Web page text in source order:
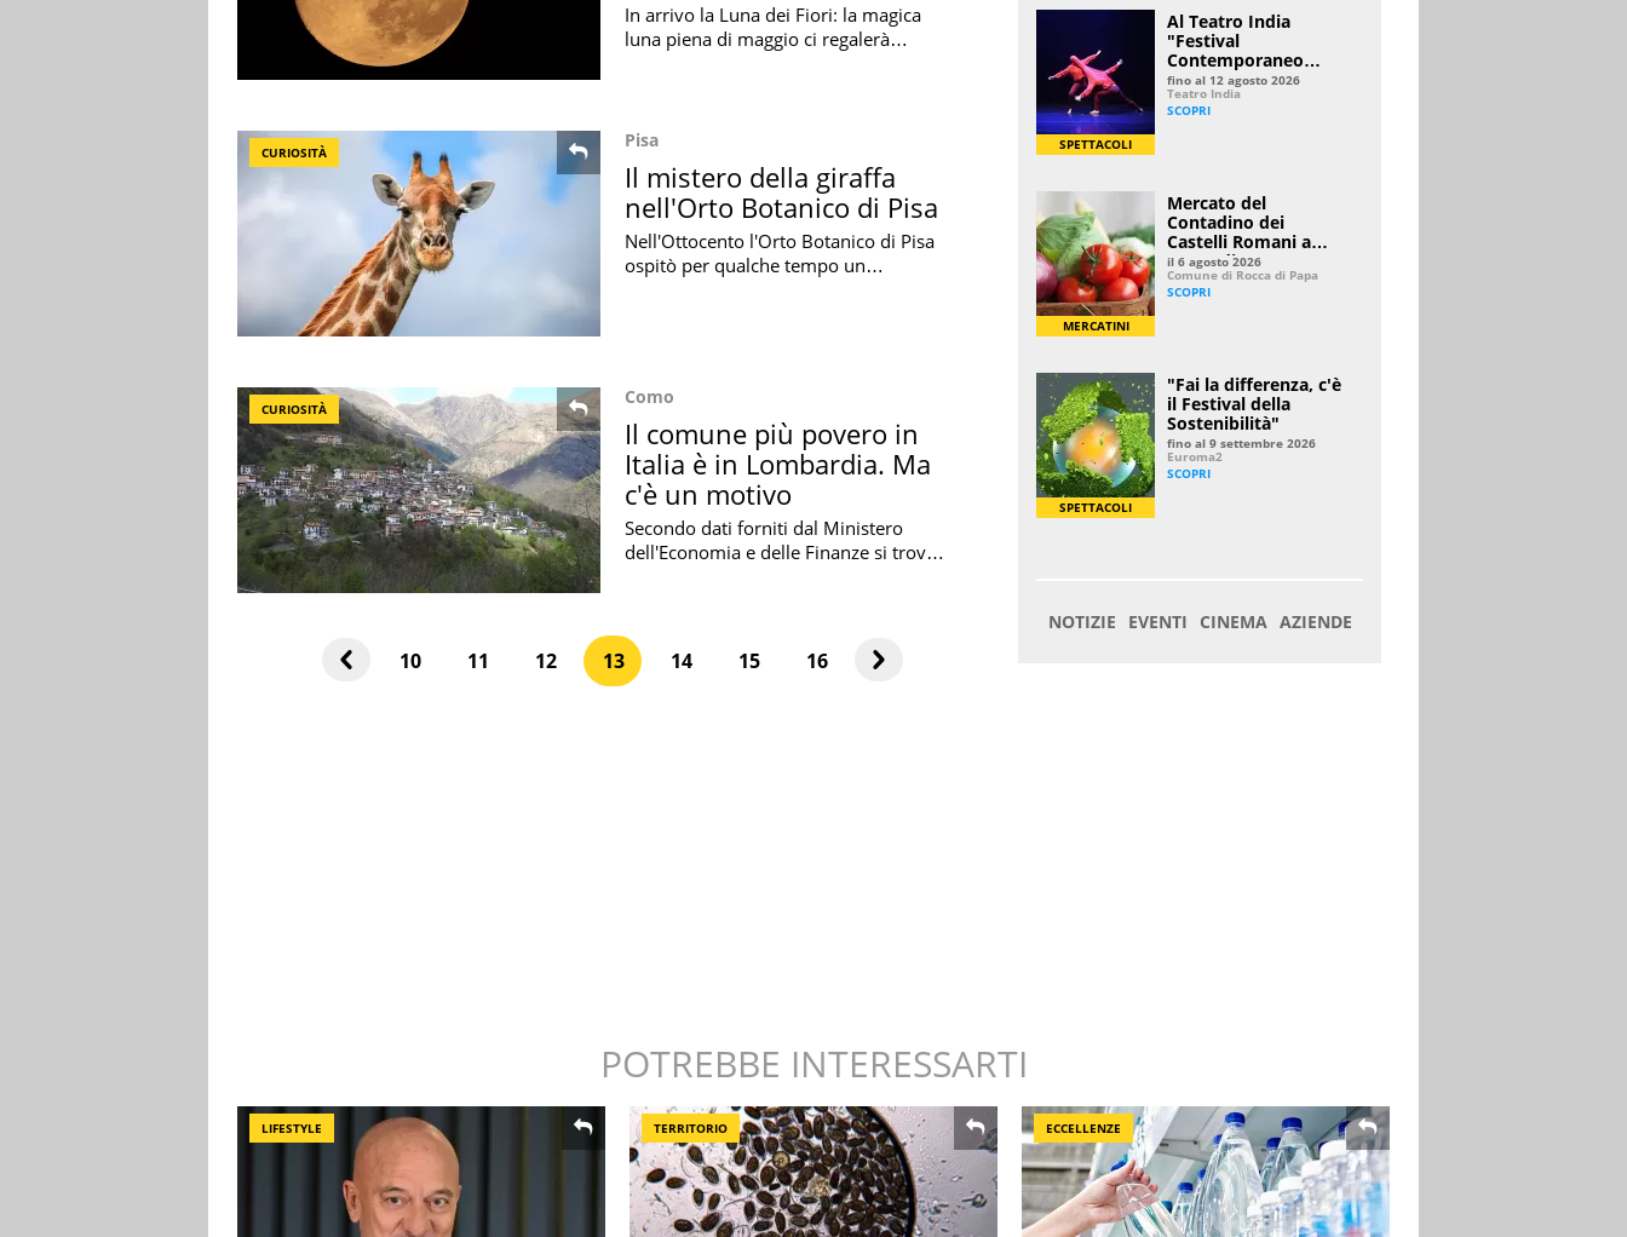
In arrivo la Luna dei Fiori: la magica
luna piena di maggio ci regalerà
CURIOSITÀ
Pisa
Il mistero della giraffa
nell'Orto Botanico di Pisa
Nell'Ottocento l'Orto Botanico di Pisa
ospitò per qualche tempo un
CURIOSITÀ
Como
Il comune più povero in
Italia è in Lombardia. Ma
c'è un motivo
Secondo dati forniti dal Ministero
dell'Economia e delle Finanze si trova
10 11 12 13 14 15 16
POTREBBE INTERESSARTI
LIFESTYLE TERRITORIO ECCELLENZE